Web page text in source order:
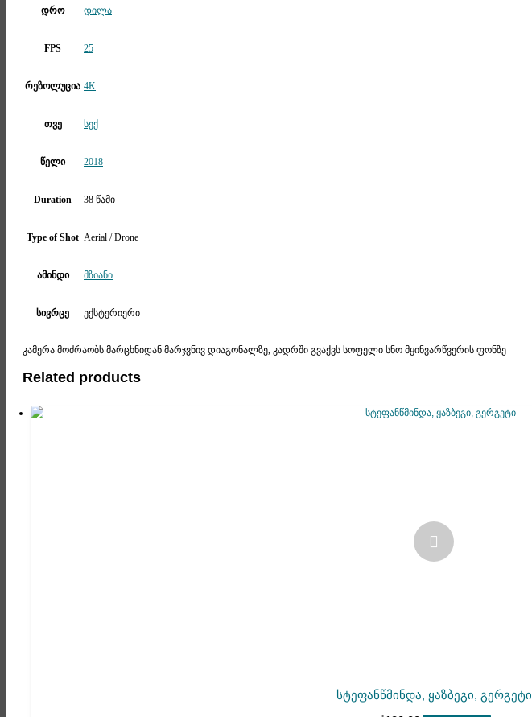
დრო დილა
FPS 25
რეზოლუცია 4K
თვე სექ
წელი 2018
Duration 38 წამი
Type of Shot Aerial / Drone
ამინდი მზიანი
სივრცე ექსტერიერი
კამერა მოძრაობს მარცხნიდან მარჯვნივ დიაგონალზე, კადრში გვაქვს სოფელი სნო მყინვარწვერის ფონზე
Related products
სტეფანწმინდა, ყაზბეგი, გერგეტი